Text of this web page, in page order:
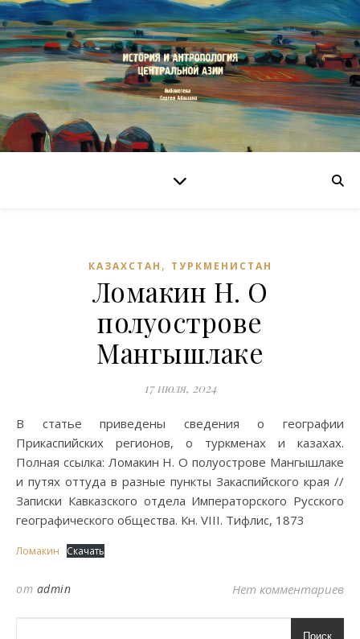
КАЗАХСТАН , ТУРКМЕНИСТАН
Ломакин Н. О
полуострове
Мангышлаке
17 июля, 2024
В статье приведены сведения о географии
Прикаспийских регионов, о туркменах и казахах.
Полная ссылка: Ломакин Н. О полуострове Мангышлаке
и путях оттуда в разные пункты Закаспийского края //
Записки Кавказского отдела Императорского Русского
географического общества. Кн. VIII. Тифлис, 1873
Ломакин Скачать
от admin Нет комментариев
Поиск